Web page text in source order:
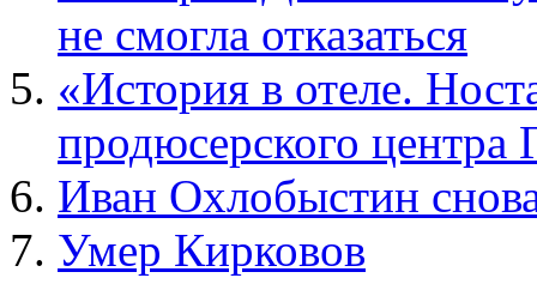
не смогла отказаться
«История в отеле.
продюсерского
Иван Охлобыстин
Умер Кирковов